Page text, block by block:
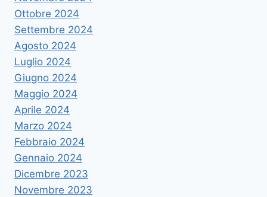
Ottobre 2024
Settembre 2024
Agosto 2024
Luglio 2024
Giugno 2024
Maggio 2024
Aprile 2024
Marzo 2024
Febbraio 2024
Gennaio 2024
Dicembre 2023
Novembre 2023